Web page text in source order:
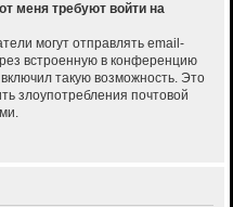
меня требуют войти на
могут отправлять email-
встроенную в конференцию
такую возможность. Это
злоупотребления почтовой